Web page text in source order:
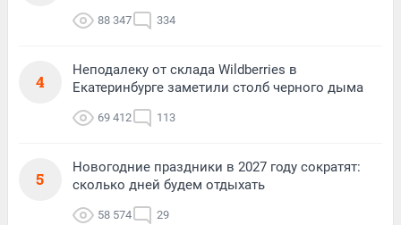
88 347 334
4
Неподалеку от склада Wildberries в
Екатеринбурге заметили столб черного дыма
69 412 113
5
Новогодние праздники в 2027 году сократят:
сколько дней будем отдыхать
58 574 29